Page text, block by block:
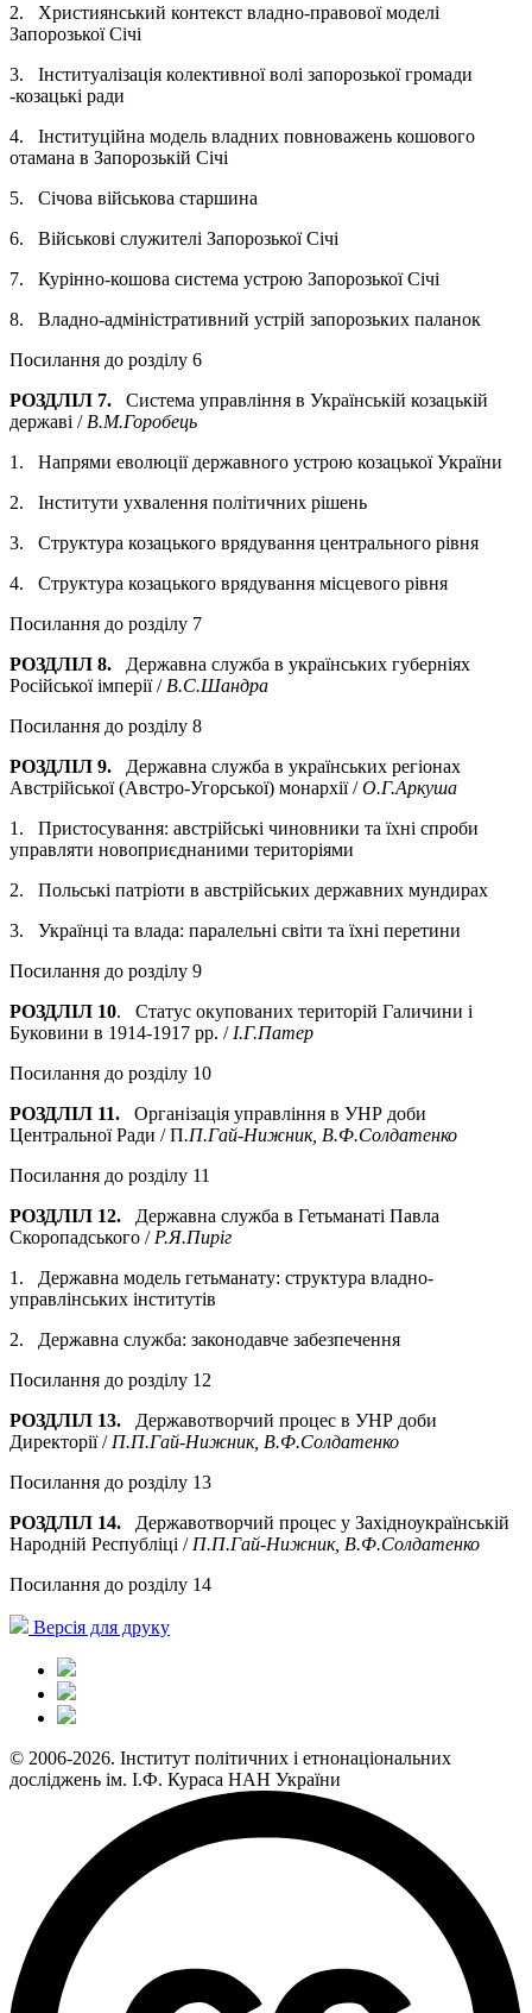
2. Християнський контекст владно-правової моделі
Запорозької Січі
3. Інституалізація колективної волі запорозької громади
-козацькі ради
4. Інституційна модель владних повноважень кошового
отамана в Запорозькій Січі
5. Січова військова старшина
6. Військові служителі Запорозької Січі
7. Курінно-кошова система устрою Запорозької Січі
8. Владно-адміністративний устрій запорозьких паланок
Посилання до розділу 6
РОЗДЛІЛ 7. Система управління в Українській козацькій
державі / В.М.Горобець
1. Напрями еволюції державного устрою козацької України
2. Інститути ухвалення політичних рішень
3. Структура козацького врядування центрального рівня
4. Структура козацького врядування місцевого рівня
Посилання до розділу 7
РОЗДЛІЛ 8. Державна служба в українських губерніях
Російської імперії / В.С.Шандра
Посилання до розділу 8
РОЗДЛІЛ 9. Державна служба в українських регіонах
Австрійської (Австро-Угорської) монархії /О.Г.Аркуша
1. Пристосування: австрійські чиновники та їхні спроби
управляти новоприєднаними територіями
2. Польські патріоти в австрійських державних мундирах
3. Українці та влада: паралельні світи та їхні перетини
Посилання до розділу 9
РОЗДЛІЛ 10. Статус окупованих територій Галичини і
Буковини в 1914-1917 pp. / І.Г.Патер
Посилання до розділу 10
РОЗДЛІЛ 11. Організація управління в УНР доби
Центральної Ради / П.П.Гай-Нижник, В.Ф.Солдатенко
Посилання до розділу 11
РОЗДЛІЛ 12. Державна служба в Гетьманаті Павла
Скоропадського / Р.Я.Пиріг
1. Державна модель гетьманату: структура владно-
управлінських інститутів
2. Державна служба: законодавче забезпечення
Посилання до розділу 12
РОЗДЛІЛ 13.
Державотворчий процес в УНР доби
Директорії / П.П.Гай-Нижник, В.Ф.Солдатенко
Посилання до розділу 13
РОЗДЛІЛ 14. Державотворчий процес у Західноукраїнській
Народній Республіці / П.П.Гай-Нижник, В.Ф.Солдатенко
Посилання до розділу 14
Версія для друку
© 2006-2026. Інститут політичних і етнонаціональних
досліджень ім. І.Ф. Кураса НАН України